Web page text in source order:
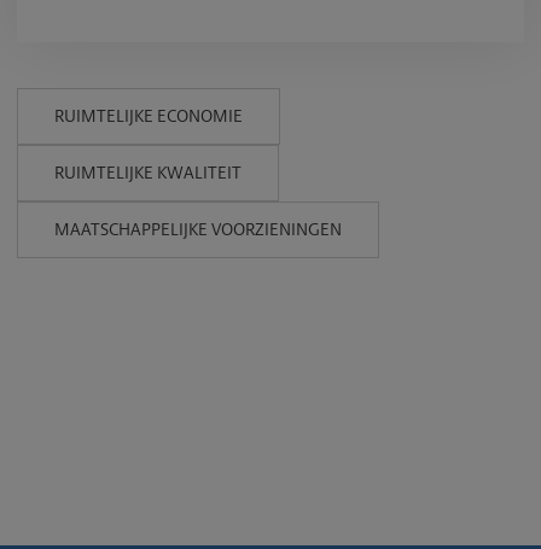
RUIMTELIJKE ECONOMIE
RUIMTELIJKE KWALITEIT
MAATSCHAPPELIJKE VOORZIENINGEN